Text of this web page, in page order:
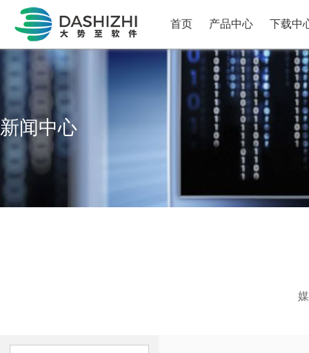
首页 产品中心 下载中
新闻中心